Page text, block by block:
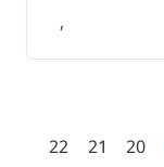
,
20
21
22